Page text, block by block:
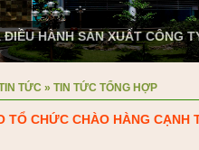
ĐIỀU HÀNH SẢN XUẤT CÔNG
TỨC » TIN TỨC TỔNG HỢP
TỔ CHỨC CHÀO HÀNG CẠNH